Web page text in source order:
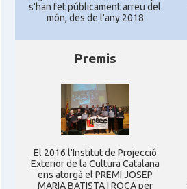
s'han fet públicament arreu del
món, des de l'any 2018
Premis
El 2016 l'Institut de Projecció
Exterior de la Cultura Catalana
ens atorgà el PREMI JOSEP
MARIA BATISTA I ROCA per